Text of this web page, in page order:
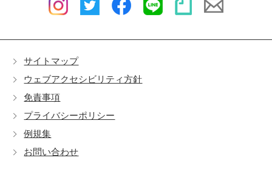
サイトマップ
ウェブアクセシビリティ方針
免責事項
プライバシーポリシー
例規集
お問い合わせ